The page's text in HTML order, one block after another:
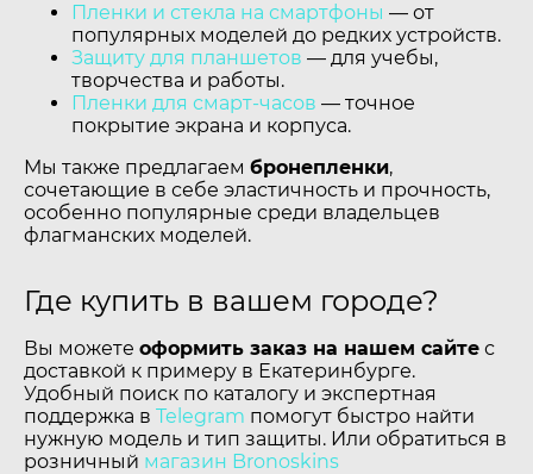
Пленки и стекла на смартфоны — от
популярных моделей до редких устройств.
Защиту для планшетов — для учебы,
творчества и работы.
Пленки для смарт-часов — точное
покрытие экрана и корпуса.
Мы также предлагаем бронепленки,
сочетающие в себе эластичность и прочность,
особенно популярные среди владельцев
флагманских моделей.
Где купить в вашем городе?
Вы можете оформить заказ на нашем сайте с
доставкой к примеру в Екатеринбурге.
Удобный поиск по каталогу и экспертная
поддержка в Telegram помогут быстро найти
нужную модель и тип защиты. Или обратиться в
розничный магазин Bronoskins